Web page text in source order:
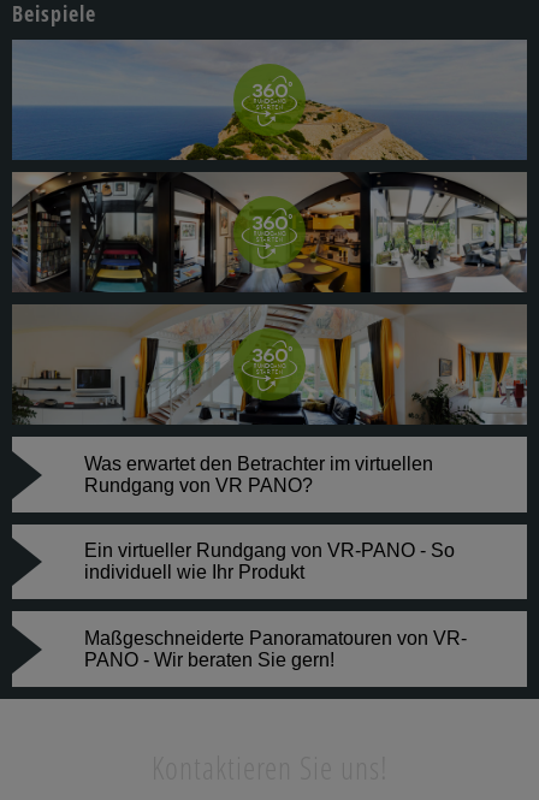
Beispiele
Was erwartet den Betrachter im virtuellen
Rundgang von VR PANO?
Ein virtueller Rundgang von VR-PANO - So
individuell wie Ihr Produkt
Maßgeschneiderte Panoramatouren von VR-
PANO - Wir beraten Sie gern!